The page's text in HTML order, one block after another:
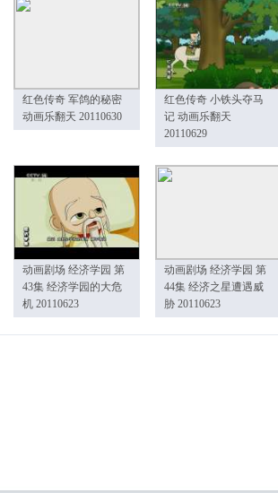
红色传奇 军鸽的秘密
动画乐翻天 20110630
红色传奇 小铁头夺马
记 动画乐翻天
20110629
动画剧场 经济学园 第
43集 经济学园的大危
机 20110623
动画剧场 经济学园 第
44集 经济之星遭遇威
胁 20110623